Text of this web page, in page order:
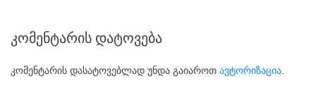
კომენტარის დატოვება
კომენტარის დასატოვებლად უნდა გაიაროთ ავტორიზაცია